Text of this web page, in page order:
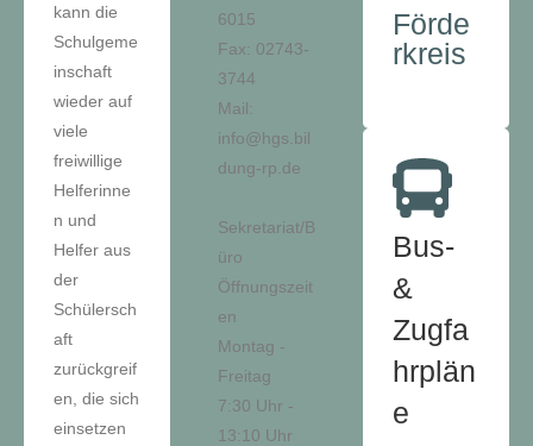
6015
Fax: 02743-
3744
Mail:
info@hgs.bil
dung-rp.de
Sekretariat/B
üro
Öffnungszeit
en
Montag -
Freitag
7:30 Uhr -
13:10 Uhr
kann die
Schulgeme
inschaft
wieder auf
viele
freiwillige
Helferinne
n und
Helfer aus
der
Schülersch
aft
zurückgreif
en, die sich
einsetzen
Förde
rkreis
Bus-
&
Zugfa
hrplän
e